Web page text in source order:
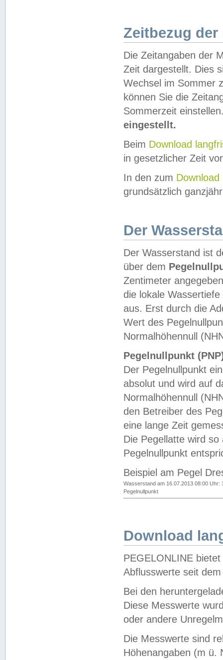
Zeitbezug der
Die Zeitangaben der
Zeit dargestellt. Dies
Wechsel im Sommer
können Sie die
Sommerzeit
eingestellt.
Beim Download
in gesetzlicher Zeit
In den zum Download
grundsätzlich
Der
Der Wasserstand ist
über dem
Zentimeter
die lokale
aus. Erst durch die
Wert des
Normalhöhennull
Pegelnullpunkt
Der Pegelnullpunkt
absolut und wird auf
Normalhöhennull
den Betreiber des
eine lange Zeit
Die Pegellatte wird
Pegelnullpunkt
Beispiel am Pegel
Wasserstand am 16.07.2013 08:00 Uhr:
Pegelnullpunkt
Download
PEGELONLINE
Abflusswerte seit
Bei den
Diese Messwerte
oder andere
Die Messwerte sind
Höhenangaben (m ü.